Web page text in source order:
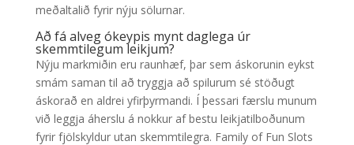
meðaltalið fyrir nýju sölurnar.
Að fá alveg ókeypis mynt daglega úr
skemmtilegum leikjum?
Nýju markmiðin eru raunhæf, þar sem áskorunin eykst
smám saman til að tryggja að spilurum sé stöðugt
áskorað en aldrei yfirþyrmandi. Í þessari færslu munum
við leggja áherslu á nokkur af bestu leikjatilboðunum
fyrir fjölskyldur utan skemmtilegra. Family of Fun Slots